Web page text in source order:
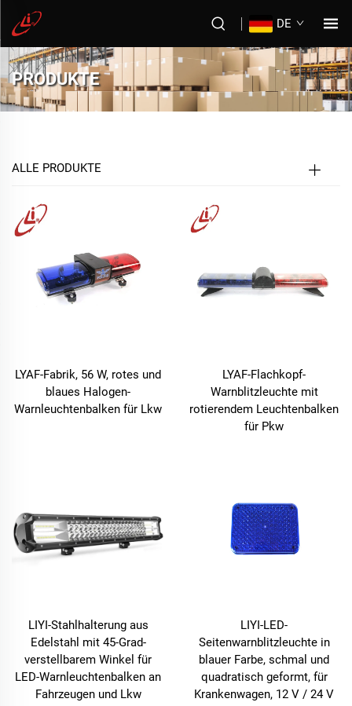
DE
PRODUKTE
ALLE PRODUKTE
LYAF-Fabrik, 56 W, rotes und
blaues Halogen-
Warnleuchtenbalken für Lkw
LYAF-Flachkopf-
Warnblitzleuchte mit
rotierendem Leuchtenbalken
für Pkw
LIYI-Stahlhalterung aus
Edelstahl mit 45-Grad-
verstellbarem Winkel für
LED-Warnleuchtenbalken an
Fahrzeugen und Lkw
LIYI-LED-
Seitenwarnblitzleuchte in
blauer Farbe, schmal und
quadratisch geformt, für
Krankenwagen, 12 V / 24 V